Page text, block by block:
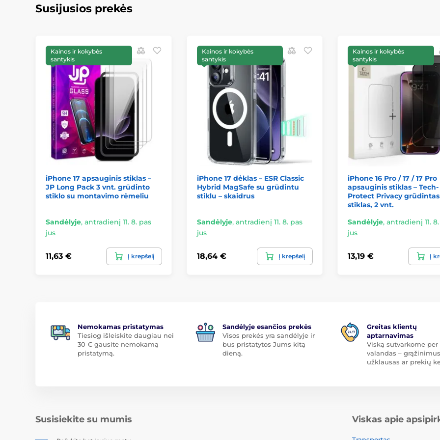
Susijusios prekės
Kainos ir kokybės
santykis
iPhone 17 apsauginis stiklas –
JP Long Pack 3 vnt. grūdinto
stiklo su montavimo rėmeliu
Sandėlyje, antradienį 11. 8. pas
jus
11,63 € Į krepšelį
Kainos ir kokybės
santykis
iPhone 17 dėklas – ESR Classic
Hybrid MagSafe su grūdintu
stiklu – skaidrus
Sandėlyje, antradienį 11. 8. pas
jus
18,64 € Į krepšelį
Kainos ir kokybės
santykis
iPhone 16 Pro / 17 / 17 Pro
apsauginis stiklas – Tech-
Protect Privacy grūdintas
stiklas, 2 vnt.
Sandėlyje, antradienį 11.
jus
13,19 € Į
Nemokamas pristatymas
Tiesiog išleiskite daugiau nei
30 € gausite nemokamą
pristatymą.
Sandėlyje esančios prekės
Visos prekės yra sandėlyje ir
bus pristatytos Jums kitą
dieną.
Greitas klientų
aptarnavimas
Viską sutvarkome per
valandas –
užklausas ar prekių
Susisiekite su mumis Viskas apie